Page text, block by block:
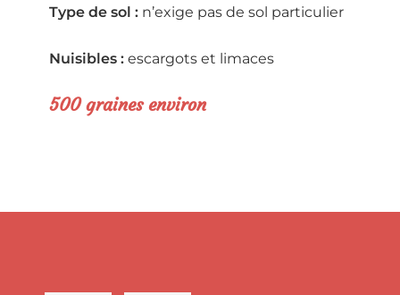
Type de sol : n’exige pas de sol particulier
Nuisibles : escargots et limaces
500 graines environ